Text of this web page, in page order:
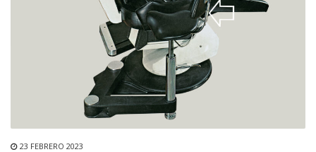
23 FEBRERO 2023